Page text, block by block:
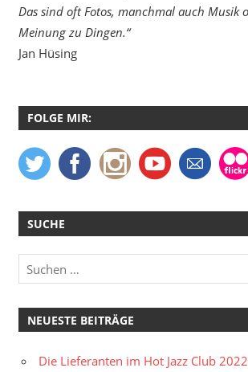
Das sind oft Fotos, manchmal auch Musik
Meinung zu Dingen.“
Jan Hüsing
FOLGE MIR:
SUCHE
NEUESTE BEITRÄGE
Die Lieferanten im Hot Jazz Club 2022